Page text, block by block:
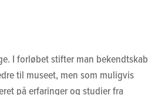
I forløbet stifter man bekendtskab
til museet, men som muligvis
på erfaringer og studier fra